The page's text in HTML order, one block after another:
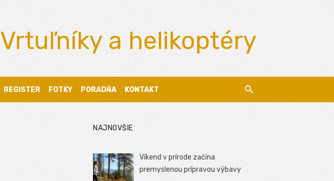
Vrtuľníky a helikoptéry
REGISTER FOTKY PORADŇA KONTAKT
NAJNOVŠIE
Víkend v prírode začína
premyslenou prípravou výbavy